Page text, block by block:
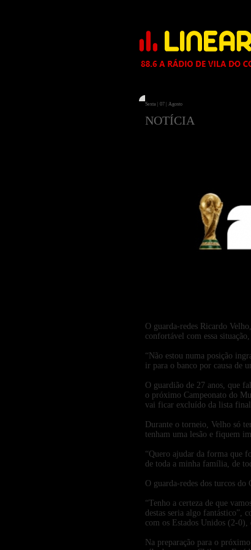
Sexta | 07 | Agosto
NOTÍCIA
O guarda-redes Ricardo
confortável com essa
“Não estou numa posição
ir para o banco por causa de
O guardião de 27 anos, que
o próximo Campeonato do
vai ficar excluído da lista
Durante o torneio, Velho só
tenham uma lesão e fiquem
“Quero ajudar da forma que
de toda a minha família, de
O guarda-redes dos turcos
“Tenho a certeza de que
destas seria algo fantástico”,
com os Estados Unidos (2-0),
Na preparação para o